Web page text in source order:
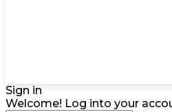
Sign in
Welcome! Log into your